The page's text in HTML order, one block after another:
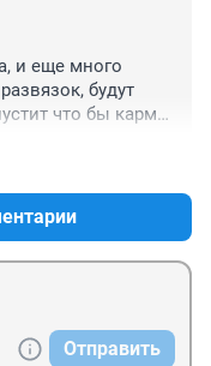
и еще много
будут
что бы карман
Хотелось бы
Что-то
Отправить